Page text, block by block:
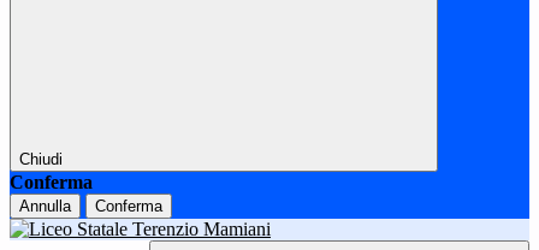
Chiudi
Conferma
Annulla Conferma